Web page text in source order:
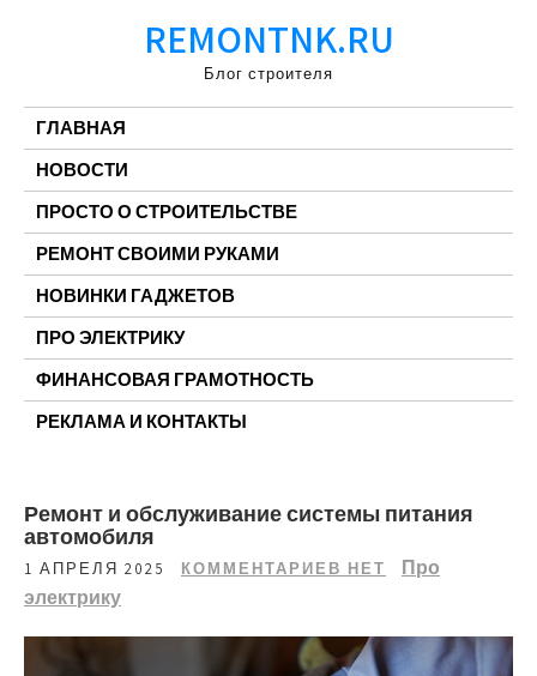
REMONTNK.RU
Блог строителя
ГЛАВНАЯ
НОВОСТИ
ПРОСТО О СТРОИТЕЛЬСТВЕ
РЕМОНТ СВОИМИ РУКАМИ
НОВИНКИ ГАДЖЕТОВ
ПРО ЭЛЕКТРИКУ
ФИНАНСОВАЯ ГРАМОТНОСТЬ
РЕКЛАМА И КОНТАКТЫ
Ремонт и обслуживание системы питания
автомобиля
1 АПРЕЛЯ 2025 КОММЕНТАРИЕВ НЕТ
Про
электрику